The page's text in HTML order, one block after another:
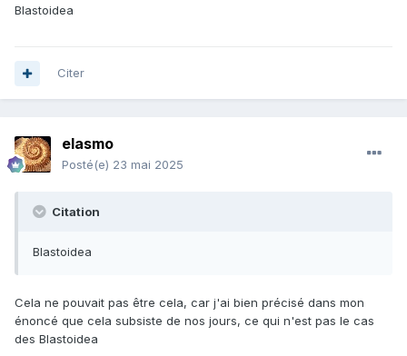
Blastoidea
Citer
elasmo
Posté(e) 23 mai 2025
Citation
Blastoidea
Cela ne pouvait pas être cela, car j'ai bien précisé dans mon
énoncé que cela subsiste de nos jours, ce qui n'est pas le cas
des Blastoidea